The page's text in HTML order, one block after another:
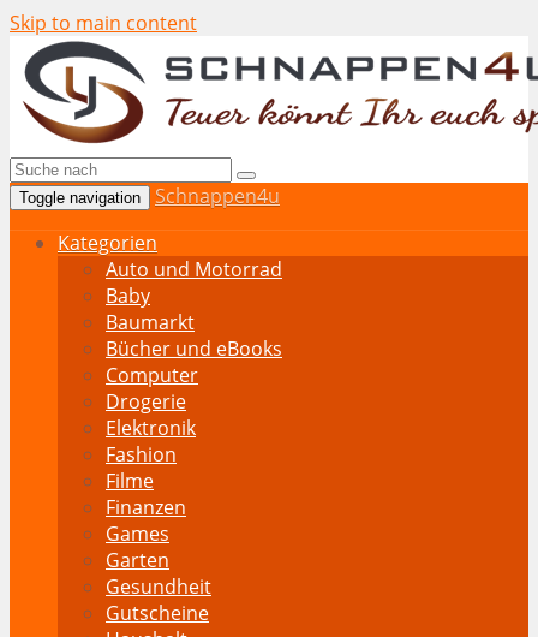
Skip to main content
Toggle navigation
Schnappen4u
Kategorien
Auto und Motorrad
Baby
Baumarkt
Bücher und eBooks
Computer
Drogerie
Elektronik
Fashion
Filme
Finanzen
Games
Garten
Gesundheit
Gutscheine